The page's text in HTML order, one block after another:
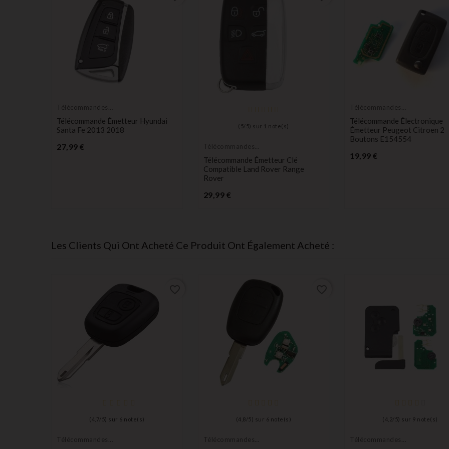
Télécommandes
Télécommande Émetteur Hyundai
Santa Fe 2013 2018
27,99 €
( 5/ 5) sur 1 note(s)
Télécommandes
Télécommande Émetteur Clé
Compatible Land Rover Range
Rover
29,99 €
Télécommandes
Télécommande Électronique
Émetteur Peugeot Citroen 2
Boutons E154554
19,99 €
Les Clients Qui Ont Acheté Ce Produit Ont Également Acheté :
( 4,7/ 5) sur 6 note(s)
Télécommandes
(4,8 / 5) sur 6 note(s)
Télécommandes
( 4,2/ 5) sur 9 note(s)
Télécommandes